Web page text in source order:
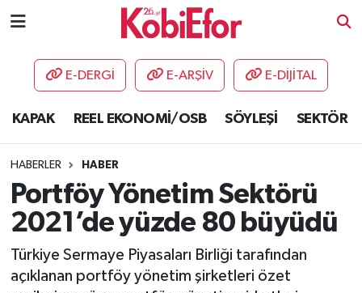
E-DERGİ E-ARŞİV E-DİJİTAL
KAPAK REEL EKONOMİ/OSB SÖYLEŞİ SEKTÖR
HABERLER HABER
Portföy Yönetim Sektörü
2021’de yüzde 80 büyüdü
Türkiye Sermaye Piyasaları Birliği tarafından
açıklanan portföy yönetim şirketleri özet
AKADEMİ
DESTEK-TEŞVİK
ETKİNLİK
GÜNCEL
HABERLER